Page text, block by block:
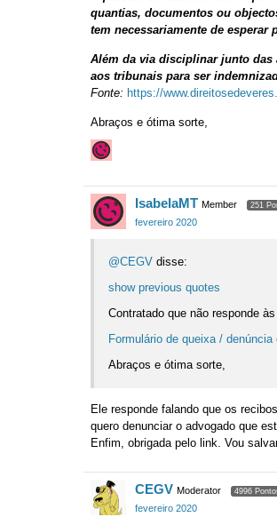
quantias, documentos ou
tem necessariamente de
Além da via disciplinar junto
aos tribunais para ser
Fonte: https://
Abraços e ótima sorte,
IsabelaMT Member 251
fevereiro 2020
@CEGV disse:
show previous quotes
Contratado que não responde
Formulário de queixa /
Abraços e ótima sorte,
Ele responde falando que os
quero denunciar o advogado que
Enfim, obrigada pelo link. Vou
CEGV Moderator 4996
fevereiro 2020